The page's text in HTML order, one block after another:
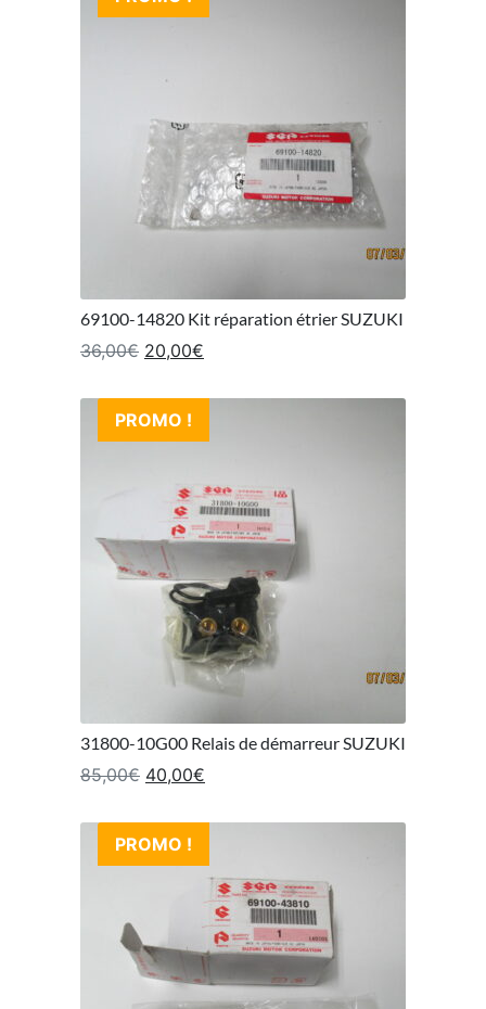
69100-14820 Kit réparation étrier SUZUKI
36,00€ Le prix initial était : 36,00€.
20,00€
PROMO !
31800-10G00 Relais de démarreur SUZUKI
85,00€ Le prix initial était : 85,00€.
40,00€
PROMO !